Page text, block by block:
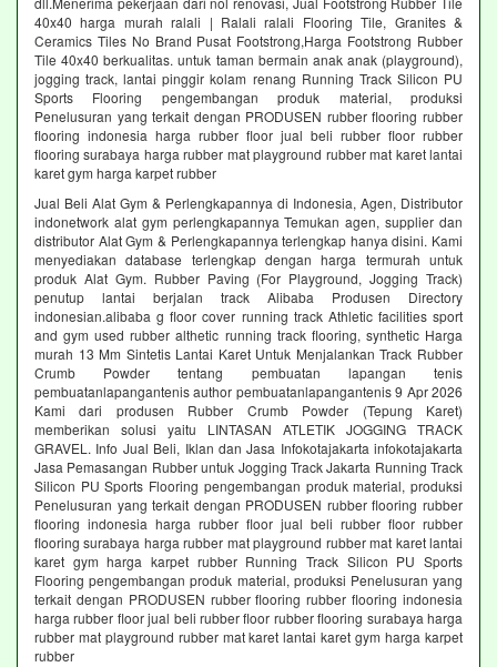
40x40 harga murah ralali | Ralali ralali Flooring Tile, Granites &
Ceramics Tiles No Brand Pusat Footstrong,Harga Footstrong Rubber
Tile 40x40 berkualitas. untuk taman bermain anak anak (playground),
jogging track, lantai pinggir kolam renang Running Track Silicon PU
Sports Flooring pengembangan produk material, produksi
Penelusuran yang terkait dengan PRODUSEN rubber flooring rubber
flooring indonesia harga rubber floor jual beli rubber floor rubber
flooring surabaya harga rubber mat playground rubber mat karet lantai
karet gym harga karpet rubber
Jual Beli Alat Gym & Perlengkapannya di Indonesia, Agen, Distributor
indonetwork alat gym perlengkapannya Temukan agen, supplier dan
distributor Alat Gym & Perlengkapannya terlengkap hanya disini. Kami
menyediakan database terlengkap dengan harga termurah untuk
produk Alat Gym. Rubber Paving (For Playground, Jogging Track)
penutup lantai berjalan track Alibaba Produsen Directory
indonesian.alibaba g floor cover running track Athletic facilities sport
and gym used rubber althetic running track flooring, synthetic Harga
murah 13 Mm Sintetis Lantai Karet Untuk Menjalankan Track Rubber
Crumb Powder tentang pembuatan lapangan tenis
pembuatanlapangantenis author pembuatanlapangantenis 9 Apr 2026
Kami dari produsen Rubber Crumb Powder (Tepung Karet)
memberikan solusi yaitu LINTASAN ATLETIK JOGGING TRACK
GRAVEL. Info Jual Beli, Iklan dan Jasa Infokotajakarta infokotajakarta
Jasa Pemasangan Rubber untuk Jogging Track Jakarta Running Track
Silicon PU Sports Flooring pengembangan produk material, produksi
Penelusuran yang terkait dengan PRODUSEN rubber flooring rubber
flooring indonesia harga rubber floor jual beli rubber floor rubber
flooring surabaya harga rubber mat playground rubber mat karet lantai
karet gym harga karpet rubber Running Track Silicon PU Sports
Flooring pengembangan produk material, produksi Penelusuran yang
terkait dengan PRODUSEN rubber flooring rubber flooring indonesia
harga rubber floor jual beli rubber floor rubber flooring surabaya harga
rubber mat playground rubber mat karet lantai karet gym harga karpet
rubber